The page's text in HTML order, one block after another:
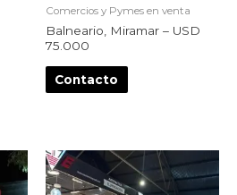
Comercios y Pymes en venta
Balneario, Miramar – USD
75.000
Contacto